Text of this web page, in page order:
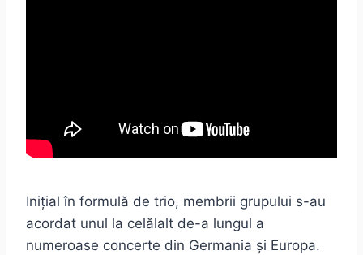
Inițial în formulă de trio, membrii grupului s-au
acordat unul la celălalt de-a lungul a
numeroase concerte din Germania și Europa.